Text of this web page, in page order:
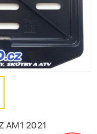
AM1 2021